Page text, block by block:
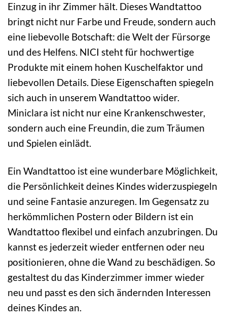
Einzug in ihr Zimmer hält. Dieses Wandtattoo
bringt nicht nur Farbe und Freude, sondern auch
eine liebevolle Botschaft: die Welt der Fürsorge
und des Helfens. NICI steht für hochwertige
Produkte mit einem hohen Kuschelfaktor und
liebevollen Details. Diese Eigenschaften spiegeln
sich auch in unserem Wandtattoo wider.
Miniclara ist nicht nur eine Krankenschwester,
sondern auch eine Freundin, die zum Träumen
und Spielen einlädt.
Ein Wandtattoo ist eine wunderbare Möglichkeit,
die Persönlichkeit deines Kindes widerzuspiegeln
und seine Fantasie anzuregen. Im Gegensatz zu
herkömmlichen Postern oder Bildern ist ein
Wandtattoo flexibel und einfach anzubringen. Du
kannst es jederzeit wieder entfernen oder neu
positionieren, ohne die Wand zu beschädigen. So
gestaltest du das Kinderzimmer immer wieder
neu und passt es den sich ändernden Interessen
deines Kindes an.